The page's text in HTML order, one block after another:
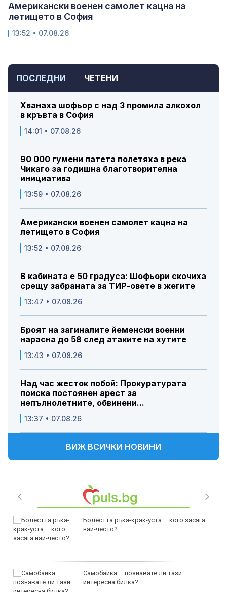
ПОСЛЕДНИ ЧЕТЕНИ
Хванаха шофьор с над 3 промила алкохол
в кръвта в София
14:01 • 07.08.26
90 000 гумени патета полетяха в река
Чикаго за годишна благотворителна
инициатива
13:59 • 07.08.26
Американски военен самолет кацна на
летището в София
13:52 • 07.08.26
В кабината е 50 градуса: Шофьори скочиха
срещу забраната за ТИР-овете в жегите
13:47 • 07.08.26
Броят на загиналите йеменски военни
нарасна до 58 след атаките на хутите
13:43 • 07.08.26
Над час жесток побой: Прокуратурата
поиска постоянен арест за
непълнолетните, обвинени...
13:37 • 07.08.26
ВИЖ ВСИЧКИ НОВИНИ
Болестта ръка-крак-уста – кого засяга
най-често?
Самобайка – познавате ли тази
интересна билка?
Американски военен самолет кацна на
летището в София
13:52 • 07.08.26